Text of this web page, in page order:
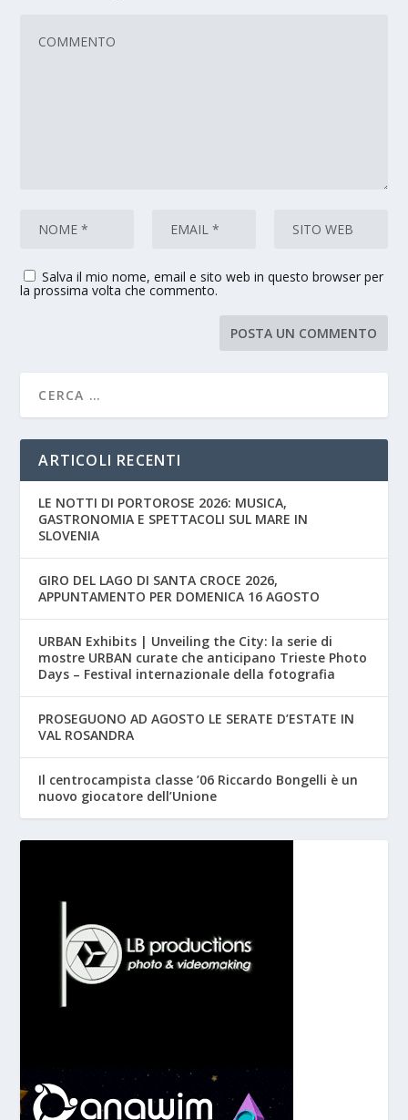
Salva il mio nome, email e sito web in questo browser per
la prossima volta che commento.
ARTICOLI RECENTI
LE NOTTI DI PORTOROSE 2026: MUSICA,
GASTRONOMIA E SPETTACOLI SUL MARE IN
SLOVENIA
GIRO DEL LAGO DI SANTA CROCE 2026,
APPUNTAMENTO PER DOMENICA 16 AGOSTO
URBAN Exhibits | Unveiling the City: la serie di
mostre URBAN curate che anticipano Trieste Photo
Days – Festival internazionale della fotografia
PROSEGUONO AD AGOSTO LE SERATE D’ESTATE IN
VAL ROSANDRA
Il centrocampista classe ’06 Riccardo Bongelli è un
nuovo giocatore dell’Unione